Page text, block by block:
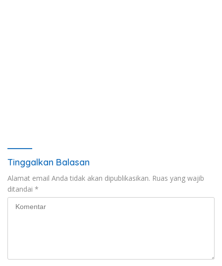
Tinggalkan Balasan
Alamat email Anda tidak akan dipublikasikan. Ruas yang wajib
ditandai *